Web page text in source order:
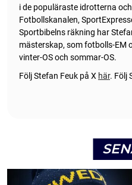
i de populäraste idrotterna
Fotbollskanalen,
Sportbibelns räkning har
mästerskap, som fotbolls-EM
vinter-OS och sommar-OS.
Följ Stefan Feuk på X här. Följ